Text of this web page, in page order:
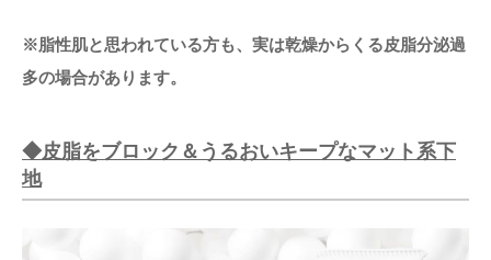
※脂性肌と思われている方も、実は乾燥からくる皮脂分泌過
多の場合があります。
◆皮脂をブロック＆うるおいキープなマット系下
地